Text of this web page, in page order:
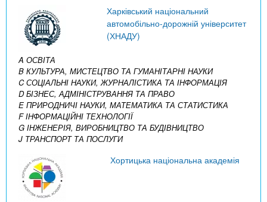
Харківський національний
автомобільно-дорожній університет
(ХНАДУ)
A ОСВІТА
B КУЛЬТУРА, МИСТЕЦТВО ТА ГУМАНІТАРНІ НАУКИ
C СОЦІАЛЬНІ НАУКИ, ЖУРНАЛІСТИКА ТА ІНФОРМАЦІЯ
D БІЗНЕС, АДМІНІСТРУВАННЯ ТА ПРАВО
E ПРИРОДНИЧІ НАУКИ, МАТЕМАТИКА ТА СТАТИСТИКА
F ІНФОРМАЦІЙНІ ТЕХНОЛОГІЇ
G ІНЖЕНЕРІЯ, ВИРОБНИЦТВО ТА БУДІВНИЦТВО
J ТРАНСПОРТ ТА ПОСЛУГИ
Хортицька національна академія